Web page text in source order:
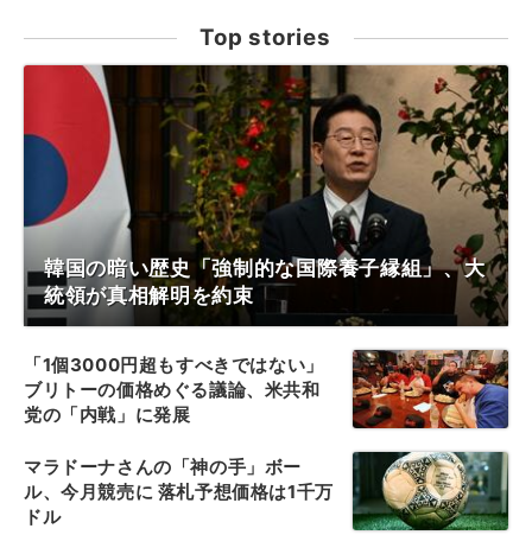
Top stories
韓国の暗い歴史「強制的な国際養子縁組」、大
統領が真相解明を約束
「1個3000円超もすべきではない」
ブリトーの価格めぐる議論、米共和
党の「内戦」に発展
マラドーナさんの「神の手」ボー
ル、今月競売に 落札予想価格は1千万
ドル